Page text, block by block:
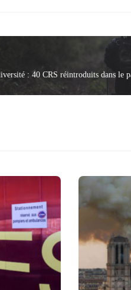
: 40 CRS réintroduits dans le